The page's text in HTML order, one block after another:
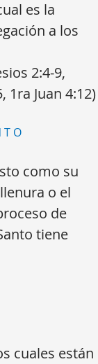
es la
a los
2:4-9,
1ra Juan 4:12)
como su
o el
de
tiene
cuales están